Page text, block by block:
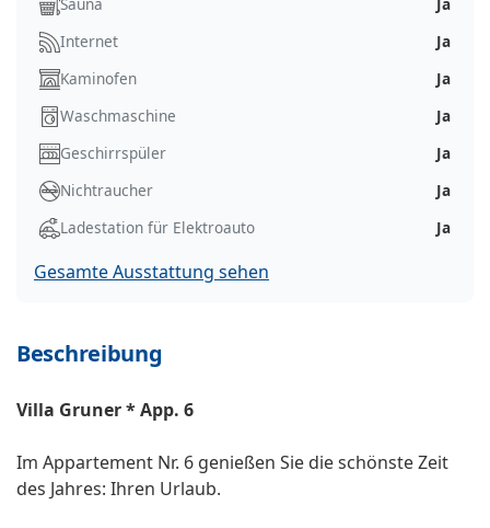
Internet
Ja
Kaminofen
Ja
Waschmaschine
Ja
Geschirrspüler
Ja
Nichtraucher
Ja
Ladestation für Elektroauto
Ja
Gesamte Ausstattung sehen
Beschreibung
Villa Gruner * App. 6
Im Appartement Nr. 6 genießen Sie die schönste Zeit
des Jahres: Ihren Urlaub.